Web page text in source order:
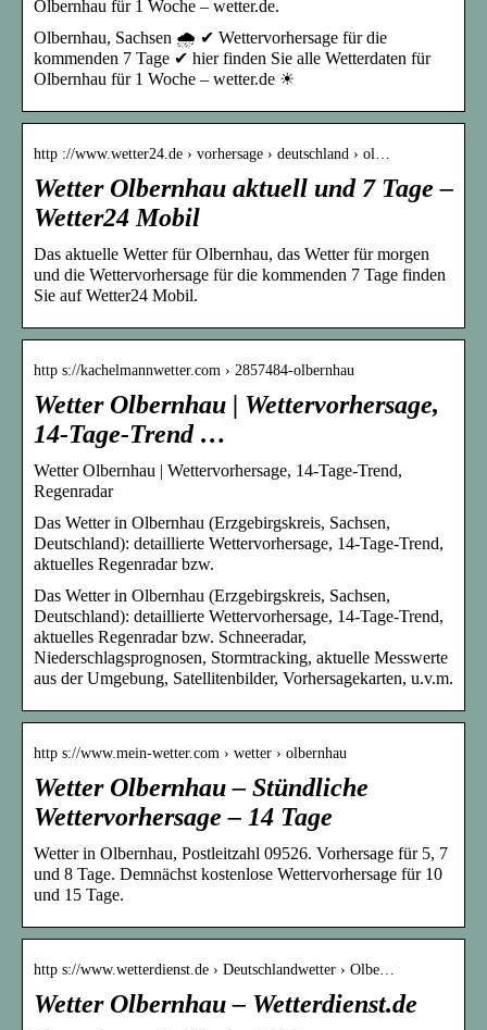
Olbernhau für 1 Woche – wetter.de.
Olbernhau, Sachsen 🌧️ ✔ Wettervorhersage für die
kommenden 7 Tage ✔ hier finden Sie alle Wetterdaten für
Olbernhau für 1 Woche – wetter.de ☀
http ://www.wetter24.de › vorhersage › deutschland › ol…
Wetter Olbernhau aktuell und 7 Tage –
Wetter24 Mobil
Das aktuelle Wetter für Olbernhau, das Wetter für morgen
und die Wettervorhersage für die kommenden 7 Tage finden
Sie auf Wetter24 Mobil.
http s://kachelmannwetter.com › 2857484-olbernhau
Wetter Olbernhau | Wettervorhersage,
14-Tage-Trend …
Wetter Olbernhau | Wettervorhersage, 14-Tage-Trend,
Regenradar
Das Wetter in Olbernhau (Erzgebirgskreis, Sachsen,
Deutschland): detaillierte Wettervorhersage, 14-Tage-Trend,
aktuelles Regenradar bzw.
Das Wetter in Olbernhau (Erzgebirgskreis, Sachsen,
Deutschland): detaillierte Wettervorhersage, 14-Tage-Trend,
aktuelles Regenradar bzw. Schneeradar,
Niederschlagsprognosen, Stormtracking, aktuelle Messwerte
aus der Umgebung, Satellitenbilder, Vorhersagekarten, u.v.m.
http s://www.mein-wetter.com › wetter › olbernhau
Wetter Olbernhau – Stündliche
Wettervorhersage – 14 Tage
Wetter in Olbernhau, Postleitzahl 09526. Vorhersage für 5, 7
und 8 Tage. Demnächst kostenlose Wettervorhersage für 10
und 15 Tage.
http s://www.wetterdienst.de › Deutschlandwetter › Olbe…
Wetter Olbernhau – Wetterdienst.de